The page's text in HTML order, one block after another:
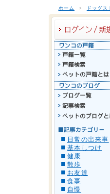
ホーム > ドッグス
日常の出来事
基本しつけ
健康
散歩
お友達
食事
自慢